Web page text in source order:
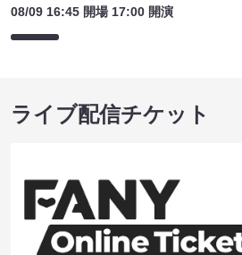
08/09 16:45 開場 17:00 開演
ライブ配信チケット